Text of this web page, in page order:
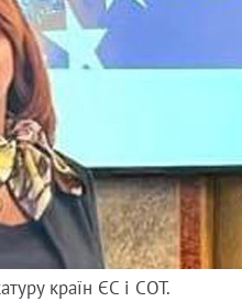
країн ЄС і СОТ.